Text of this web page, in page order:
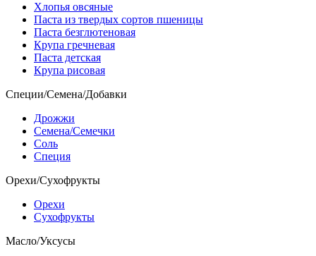
Хлопья овсяные
Паста из твердых сортов пшеницы
Паста безглютеновая
Крупа гречневая
Паста детская
Крупа рисовая
Специи/Семена/Добавки
Дрожжи
Семена/Семечки
Соль
Специя
Орехи/Сухофрукты
Орехи
Сухофрукты
Масло/Уксусы